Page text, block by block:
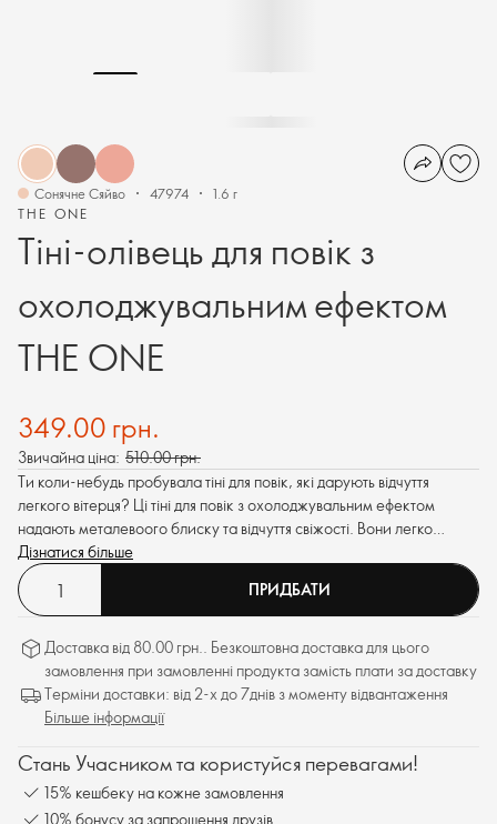
THE ONE
Тіні-олівець для повік з
охолоджувальним ефектом
THE ONE
Сонячне Сяйво 47974 1.6 г
349.00 грн.
Звичайна ціна: 510.00 грн.
Ти коли-небудь пробувала тіні для повік, які дарують відчуття
легкого вітерця? Ці тіні для повік з охолоджувальним ефектом
надають металевоого блиску та відчуття свіжості. Вони легко
наносяться, допомагають створити різні образи та ідеально
підходять для будь-якої літньої нагоди.
Дізнатися більше
ПРИДБАТИ
Доставка від 80.00 грн.. Безкоштовна доставка для цього
замовлення при замовленні продукта замість плати за доставку
Терміни доставки: від 2-х до 7днів з моменту відвантаження
Більше інформації
Стань Учасником та користуйся перевагами!
15% кешбеку на кожне замовлення
10% бонусу за запрошення друзів